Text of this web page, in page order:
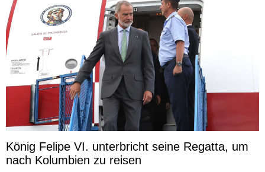
König Felipe VI. unterbricht seine Regatta, um
nach Kolumbien zu reisen